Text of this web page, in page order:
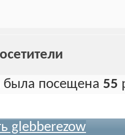
была посещена 55
glebberezow